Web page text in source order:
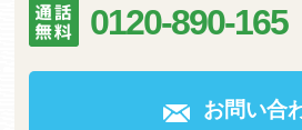
0120-890-165
お問い合